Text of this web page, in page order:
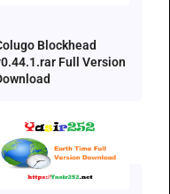
Blockhead
Full Version